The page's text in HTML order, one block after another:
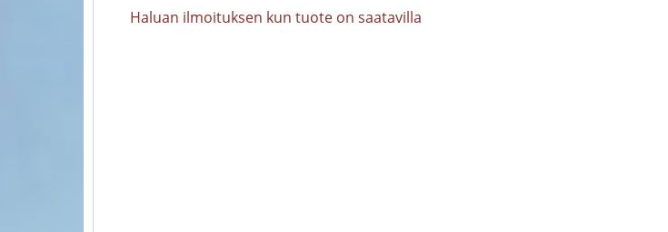
Haluan ilmoituksen kun tuote on saatavilla